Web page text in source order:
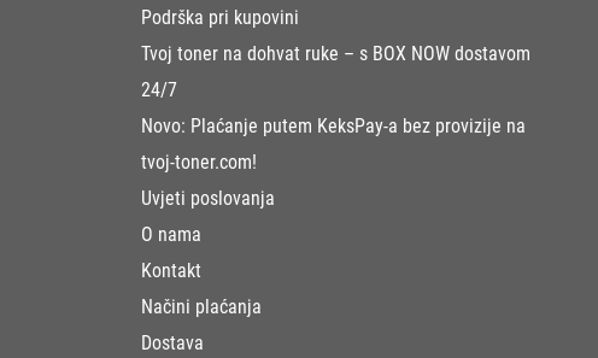
Podrška pri kupovini
Tvoj toner na dohvat ruke – s BOX NOW dostavom
24/7
Novo: Plaćanje putem KeksPay-a bez provizije na
tvoj-toner.com!
Uvjeti poslovanja
O nama
Kontakt
Načini plaćanja
Dostava